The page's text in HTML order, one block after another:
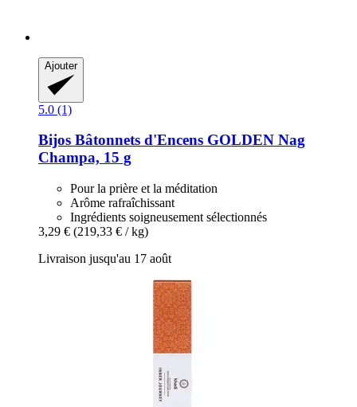
Ajouter
5.0 (1)
Bijos Bâtonnets d'Encens GOLDEN Nag
Champa, 15 g
Pour la prière et la méditation
Arôme rafraîchissant
Ingrédients soigneusement sélectionnés
3,29 € (219,33 € / kg)
Livraison jusqu'au 17 août